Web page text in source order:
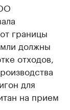
границы
должны
отходов,
для
на прием